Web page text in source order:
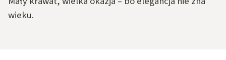
wieku.